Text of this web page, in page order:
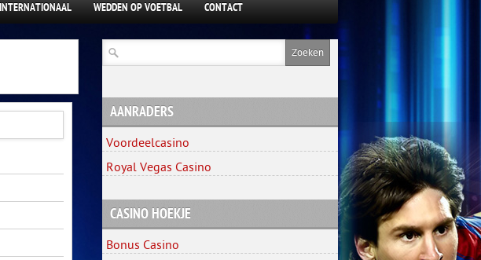
INTERNATIONAAL WEDDEN OP VOETBAL CONTACT
AANRADERS
Voordeelcasino
Royal Vegas Casino
CASINO HOEKJE
Bonus Casino